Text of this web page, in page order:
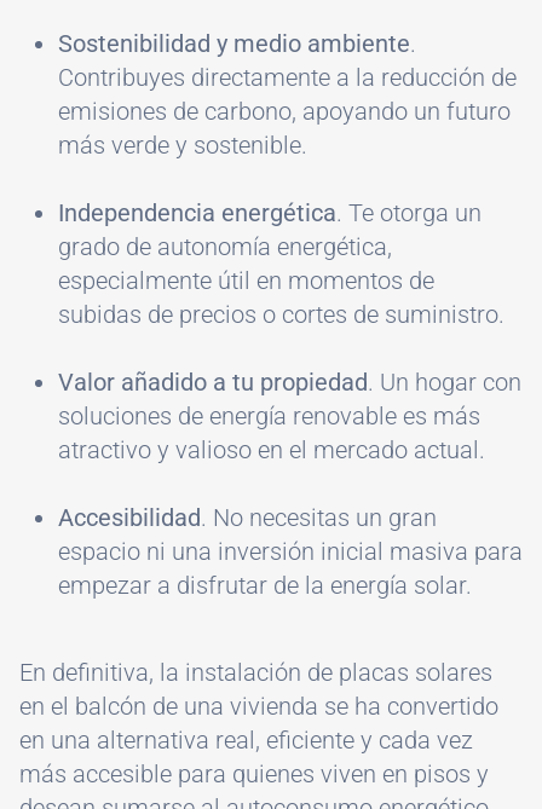
Sostenibilidad y medio ambiente.
Contribuyes directamente a la reducción de
emisiones de carbono, apoyando un futuro
más verde y sostenible.
Independencia energética. Te otorga un
grado de autonomía energética,
especialmente útil en momentos de
subidas de precios o cortes de suministro.
Valor añadido a tu propiedad. Un hogar con
soluciones de energía renovable es más
atractivo y valioso en el mercado actual.
Accesibilidad. No necesitas un gran
espacio ni una inversión inicial masiva para
empezar a disfrutar de la energía solar.
En definitiva, la instalación de placas solares
en el balcón de una vivienda se ha convertido
en una alternativa real, eficiente y cada vez
más accesible para quienes viven en pisos y